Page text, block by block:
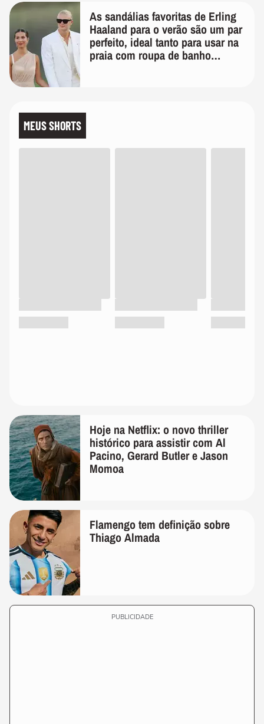
As sandálias favoritas de Erling
Haaland para o verão são um par
perfeito, ideal tanto para usar na
praia com roupa de banho
MEUS SHORTS
Hoje na Netflix: o novo thriller
histórico para assistir com Al
Pacino, Gerard Butler e Jason
Momoa
Flamengo tem definição sobre
Thiago Almada
PUBLICIDADE